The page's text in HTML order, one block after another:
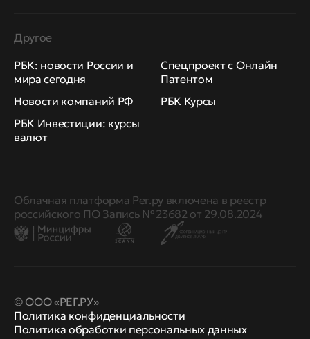
Другое
РБК: новости России и
мира сегодня
Новости компаний РФ
РБК Инвестиции: курсы
валют
Спецпроект с Онлайн
Патентом
РБК Курсы
Облачная платформа Рег.ру включена в реестр
российского ПО Запись № 23682 от 29.08.2024
© ООО «РЕГ.РУ»
Политика конфиденциальности
Политика обработки персональных данных